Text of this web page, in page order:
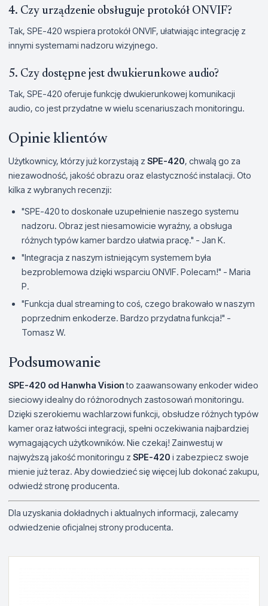
4. Czy urządzenie obsługuje protokół ONVIF?
Tak, SPE-420 wspiera protokół ONVIF, ułatwiając integrację z
innymi systemami nadzoru wizyjnego.
5. Czy dostępne jest dwukierunkowe audio?
Tak, SPE-420 oferuje funkcję dwukierunkowej komunikacji
audio, co jest przydatne w wielu scenariuszach monitoringu.
Opinie klientów
Użytkownicy, którzy już korzystają z SPE-420, chwalą go za
niezawodność, jakość obrazu oraz elastyczność instalacji. Oto
kilka z wybranych recenzji:
"SPE-420 to doskonałe uzupełnienie naszego systemu
nadzoru. Obraz jest niesamowicie wyraźny, a obsługa
różnych typów kamer bardzo ułatwia pracę." - Jan K.
"Integracja z naszym istniejącym systemem była
bezproblemowa dzięki wsparciu ONVIF. Polecam!" - Maria
P.
"Funkcja dual streaming to coś, czego brakowało w naszym
poprzednim enkoderze. Bardzo przydatna funkcja!" -
Tomasz W.
Podsumowanie
SPE-420 od Hanwha Visionto zaawansowany enkoder wideo
sieciowy idealny do różnorodnych zastosowań monitoringu.
Dzięki szerokiemu wachlarzowi funkcji, obsłudze różnych typów
kamer oraz łatwości integracji, spełni oczekiwania najbardziej
wymagających użytkowników. Nie czekaj! Zainwestuj w
najwyższą jakość monitoringu z SPE-420 i zabezpiecz swoje
mienie już teraz. Aby dowiedzieć się więcej lub dokonać zakupu,
odwiedź stronę producenta.
Dla uzyskania dokładnych i aktualnych informacji, zalecamy
odwiedzenie oficjalnej strony producenta.